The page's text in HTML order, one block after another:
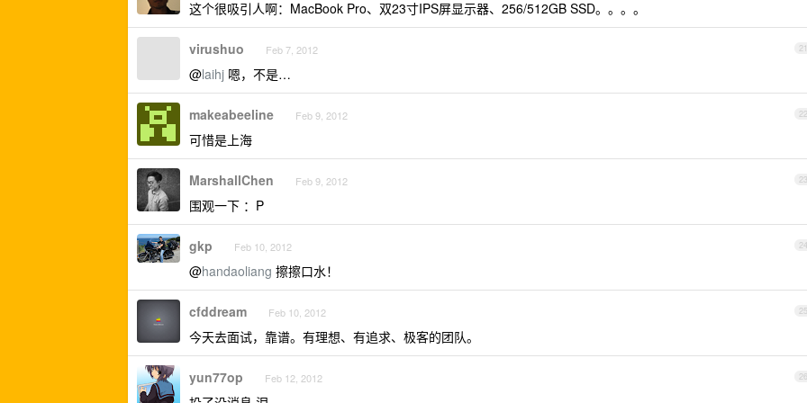
这个很吸引人啊：MacBook Pro、双23寸IPS屏显示器、256/512GB SSD。。。。
21
virushuo Feb 7, 2012
@laihj 嗯，不是…
22
makeabeeline Feb 9, 2012
可惜是上海
23
MarshallChen Feb 9, 2012
围观一下 ：P
24
gkp Feb 10, 2012
@handaoliang 擦擦口水！
25
cfddream Feb 10, 2012
今天去面试，靠谱。有理想、有追求、极客的团队。
26
yun77op Feb 12, 2012